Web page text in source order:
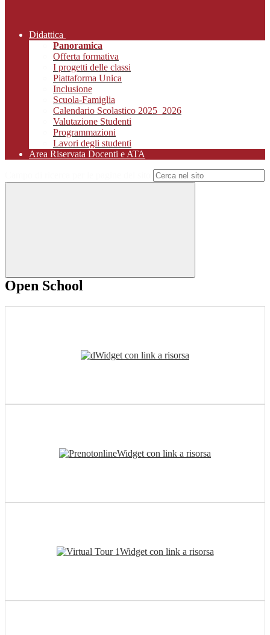
Didattica
Panoramica
Offerta formativa
I progetti delle classi
Piattaforma Unica
Inclusione
Scuola-Famiglia
Calendario Scolastico 2025_2026
Valutazione Studenti
Programmazioni
Lavori degli studenti
Area Riservata Docenti e ATA
Open School
Widget con link a risorsa
Widget con link a risorsa
Widget con link a risorsa